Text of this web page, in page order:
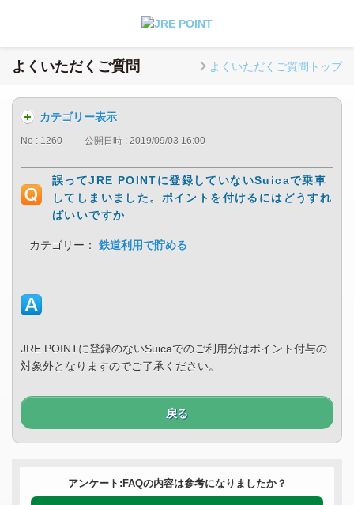
よくいただくご質問 よくいただくご質問トップ
カテゴリー表示
No : 1260 公開日時 : 2019/09/03 16:00
誤ってJRE POINTに登録していないSuicaで乗車
してしまいました。ポイントを付けるにはどうすれ
ばいいですか
カテゴリー： 鉄道利用で貯める
JRE POINTに登録のないSuicaでのご利用分はポイント付与の
対象外となりますのでご了承ください。
戻る
アンケート:FAQの内容は参考になりましたか？